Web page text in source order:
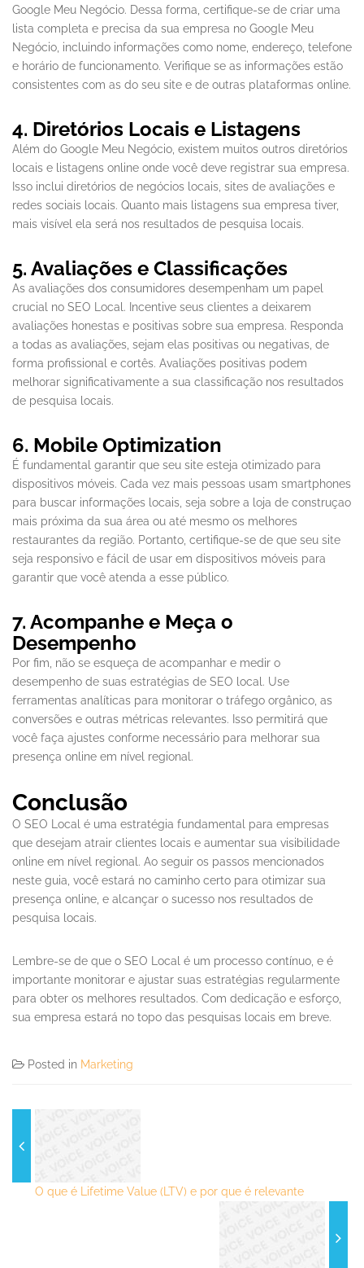
Google Meu Negócio. Dessa forma, certifique-se de criar uma
lista completa e precisa da sua empresa no Google Meu
Negócio, incluindo informações como nome, endereço, telefone
e horário de funcionamento. Verifique se as informações estão
consistentes com as do seu site e de outras plataformas online.
4. Diretórios Locais e Listagens
Além do Google Meu Negócio, existem muitos outros diretórios
locais e listagens online onde você deve registrar sua empresa.
Isso inclui diretórios de negócios locais, sites de avaliações e
redes sociais locais. Quanto mais listagens sua empresa tiver,
mais visível ela será nos resultados de pesquisa locais.
5. Avaliações e Classificações
As avaliações dos consumidores desempenham um papel
crucial no SEO Local. Incentive seus clientes a deixarem
avaliações honestas e positivas sobre sua empresa. Responda
a todas as avaliações, sejam elas positivas ou negativas, de
forma profissional e cortês. Avaliações positivas podem
melhorar significativamente a sua classificação nos resultados
de pesquisa locais.
6. Mobile Optimization
É fundamental garantir que seu site esteja otimizado para
dispositivos móveis. Cada vez mais pessoas usam smartphones
para buscar informações locais, seja sobre a loja de construçao
mais próxima da sua área ou até mesmo os melhores
restaurantes da região. Portanto, certifique-se de que seu site
seja responsivo e fácil de usar em dispositivos móveis para
garantir que você atenda a esse público.
7. Acompanhe e Meça o
Desempenho
Por fim, não se esqueça de acompanhar e medir o
desempenho de suas estratégias de SEO local. Use
ferramentas analíticas para monitorar o tráfego orgânico, as
conversões e outras métricas relevantes. Isso permitirá que
você faça ajustes conforme necessário para melhorar sua
presença online em nível regional.
Conclusão
O SEO Local é uma estratégia fundamental para empresas
que desejam atrair clientes locais e aumentar sua visibilidade
online em nível regional. Ao seguir os passos mencionados
neste guia, você estará no caminho certo para otimizar sua
presença online, e alcançar o sucesso nos resultados de
pesquisa locais.
Lembre-se de que o SEO Local é um processo contínuo, e é
importante monitorar e ajustar suas estratégias regularmente
para obter os melhores resultados. Com dedicação e esforço,
sua empresa estará no topo das pesquisas locais em breve.
Posted in Marketing
O que é Lifetime Value (LTV) e por que é relevante